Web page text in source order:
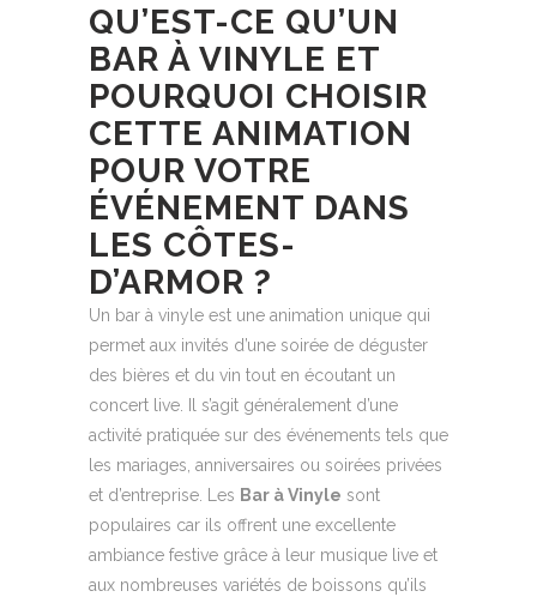
QU’EST-CE QU’UN
BAR À VINYLE ET
POURQUOI CHOISIR
CETTE ANIMATION
POUR VOTRE
ÉVÉNEMENT DANS
LES CÔTES-
D’ARMOR ?
Un bar à vinyle est une animation unique qui
permet aux invités d’une soirée de déguster
des bières et du vin tout en écoutant un
concert live. Il s’agit généralement d’une
activité pratiquée sur des événements tels que
les mariages, anniversaires ou soirées privées
et d’entreprise. Les Bar à Vinyle sont
populaires car ils offrent une excellente
ambiance festive grâce à leur musique live et
aux nombreuses variétés de boissons qu’ils